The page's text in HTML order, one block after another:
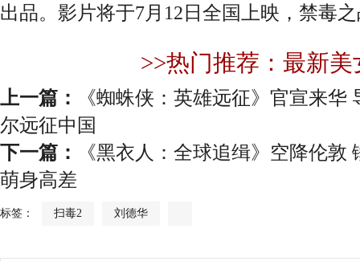
出品。影片将于7月12日全国上映，禁毒
>>热门推荐：最新美
上一篇：
《蜘蛛侠：英雄远征》官宣来华
尔远征中国
下一篇：
《黑衣人：全球追缉》空降伦敦
萌身高差
标签： 扫毒2 刘德华